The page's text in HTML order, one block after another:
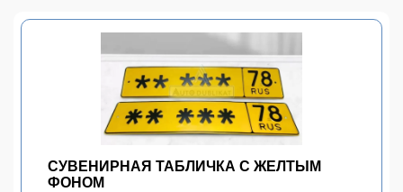
СУВЕНИРНАЯ ТАБЛИЧКА С ЖЕЛТЫМ
ФОНОМ